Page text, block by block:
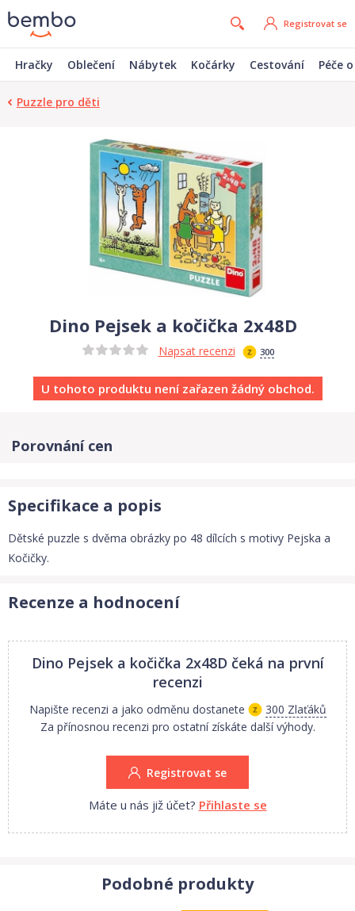
Registrovat se
Hračky Oblečení Nábytek Kočárky Cestování Péče
Puzzle pro děti
Dino Pejsek a kočička 2x48D
Napsat recenzi 300
U tohoto produktu není zařazen žádný obchod.
Porovnání cen
Specifikace a popis
Dětské puzzle s dvěma obrázky po 48 dílcích s motivy Pejska a
Kočičky.
Recenze a hodnocení
Dino Pejsek a kočička 2x48D čeká na první
recenzi
Napište recenzi a jako odměnu dostanete
300 Zlaťáků
Za přínosnou recenzi pro ostatní získáte další výhody.
Registrovat se
Máte u nás již účet? Přihlaste se
Podobné produkty